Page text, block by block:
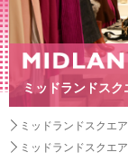
ミッドランドス
ミッドランドスクエ
ミッドランドスクエ